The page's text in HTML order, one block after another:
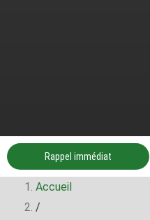
Rappel immédiat
Accueil
/